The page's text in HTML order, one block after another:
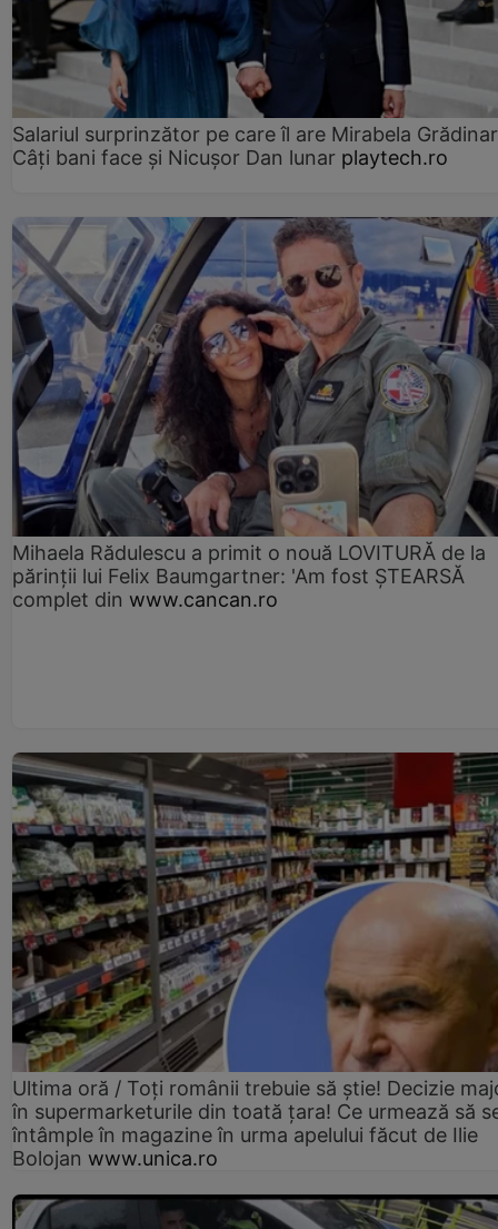
Salariul surprinzător pe care îl are Mirabela
Câţi bani face şi Nicuşor Dan lunar playtech.ro
Mihaela Rădulescu a primit o nouă LOVITURĂ de la
părinții lui Felix Baumgartner: 'Am fost ȘTEARSĂ
complet din www.cancan.ro
Ultima oră / Toți românii trebuie să știe! Decizie
în supermarketurile din toată țara! Ce urmează să
întâmple în magazine în urma apelului făcut de Ilie
Bolojan www.unica.ro